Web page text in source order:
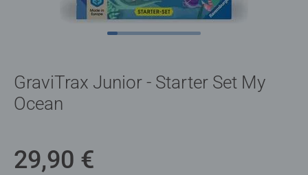
GraviTrax Junior - Starter Set My
Ocean
29,90 €